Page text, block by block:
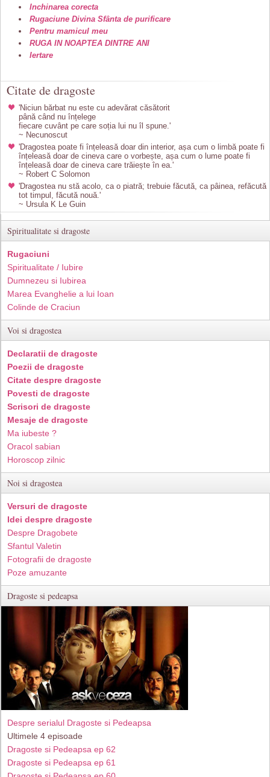
Inchinarea corecta
Rugaciune Divina Sfânta de purificare
Pentru mamicul meu
RUGA IN NOAPTEA DINTRE ANI
Iertare
Citate de dragoste
'Niciun bărbat nu este cu adevărat căsătorit
până când nu înțelege
fiecare cuvânt pe care soția lui nu îl spune.'
~ Necunoscut
'Dragostea poate fi înțeleasă doar din interior, așa cum o limbă poate fi
înțeleasă doar de cineva care o vorbește, așa cum o lume poate fi
înțeleasă doar de cineva care trăiește în ea.'
~ Robert C Solomon
'Dragostea nu stă acolo, ca o piatră; trebuie făcută, ca pâinea, refăcută
tot timpul, făcută nouă.'
~ Ursula K Le Guin
Spiritualitate si dragoste
Rugaciuni
Spiritualitate / Iubire
Dumnezeu si Iubirea
Marea Evanghelie a lui Ioan
Colinde de Craciun
Voi si dragostea
Declaratii de dragoste
Poezii de dragoste
Citate despre dragoste
Povesti de dragoste
Scrisori de dragoste
Mesaje de dragoste
Ma iubeste ?
Oracol sabian
Horoscop zilnic
Noi si dragostea
Versuri de dragoste
Idei despre dragoste
Despre Dragobete
Sfantul Valetin
Fotografii de dragoste
Poze amuzante
Dragoste si pedeapsa
Despre serialul Dragoste si Pedeapsa
Ultimele 4 episoade
Dragoste si Pedeapsa ep 62
Dragoste si Pedeapsa ep 61